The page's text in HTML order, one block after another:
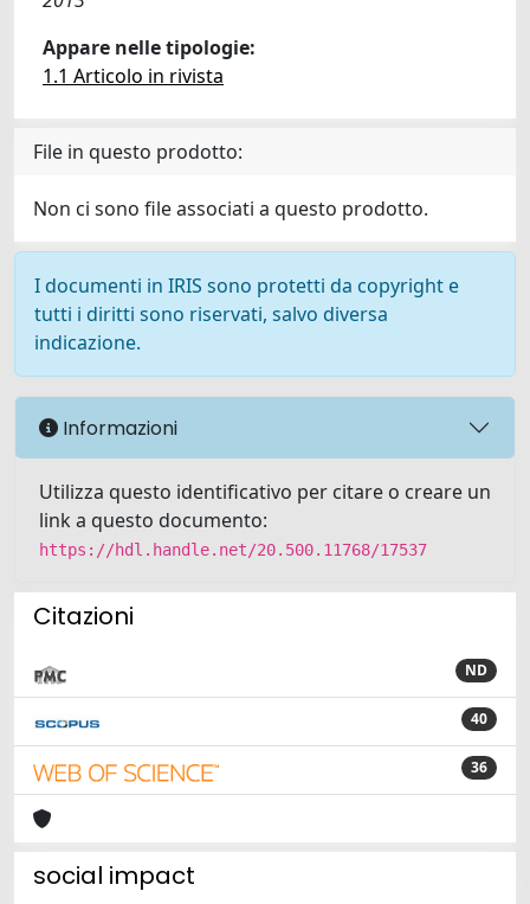
Appare nelle tipologie:
1.1 Articolo in rivista
File in questo prodotto:
Non ci sono file associati a questo prodotto.
I documenti in IRIS sono protetti da copyright e
tutti i diritti sono riservati, salvo diversa
indicazione.
Informazioni
Utilizza questo identificativo per citare o creare un
link a questo documento:
https://hdl.handle.net/20.500.11768/17537
Citazioni
ND
40
36
social impact